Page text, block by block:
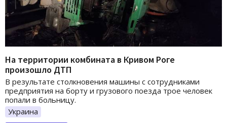
На территории комбината в Кривом Роге
произошло ДТП
В результате столкновения машины с сотрудниками
предприятия на борту и грузового поезда трое человек
попали в больницу.
Украина